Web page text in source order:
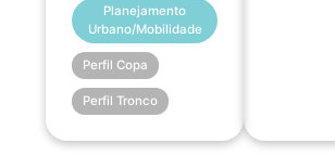
Planejamento
Urbano/Mobilidade
Perfil Copa
Perfil Tronco